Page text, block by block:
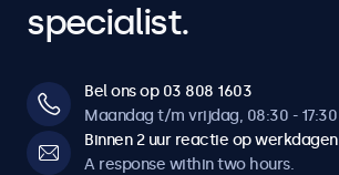
specialist.
Bel ons op 03 808 1603
Maandag t/m vrijdag, 08:30 - 17:30
Binnen 2 uur reactie op werkdagen
A response within two hours.